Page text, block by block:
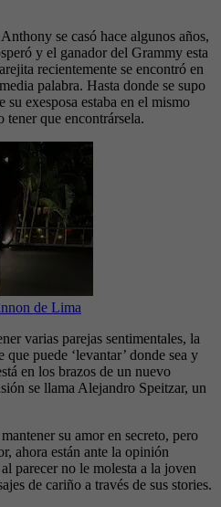
se casó hace algunos años,
y el ganador del Grammy esta
recientemente se encontró en
palabra. Hasta donde se supo
su exesposa estaba en el mismo
que encontrársela.
de Lima
varias parejas sentimentales, la
puede ‘levantar’ donde sea y
en los brazos de un nuevo
se llama Alejandro Speitzar, un
su amor en secreto, pero
ahora están ante la opinión
parecer no le molesta a la joven
de cariño a través de sus stories.